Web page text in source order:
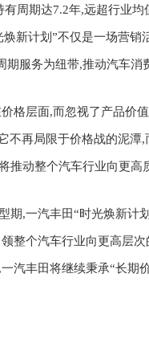
周期达7.2年,远超行业
焕新计划”不仅是一场营销
服务为纽带,推动汽车消
格层面,而忽视了产品价
不再局限于价格战的泥潭
动整个汽车行业向更高
期,一汽丰田“时光焕新计
整个汽车行业向更高层次
,一汽丰田将继续秉承“长期